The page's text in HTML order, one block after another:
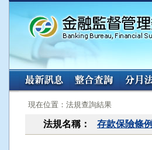
:::
現在位置：法規查詢結果
法規名稱： 存款保險條例